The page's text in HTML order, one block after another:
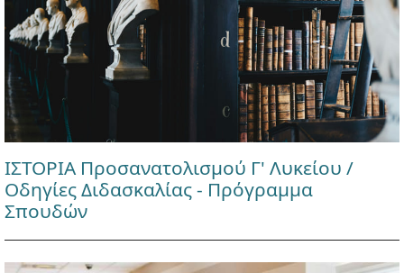
ΙΣΤΟΡΙΑ Προσανατολισμού Γ' Λυκείου /
Οδηγίες Διδασκαλίας - Πρόγραμμα
Σπουδών